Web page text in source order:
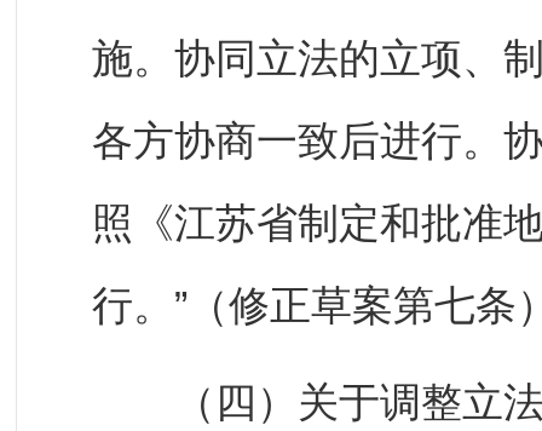
施。协同立法的立项、
各方协商一致后进行。
照《江苏省制定和批准
行。”（修正草案第七条
（四）关于调整立法